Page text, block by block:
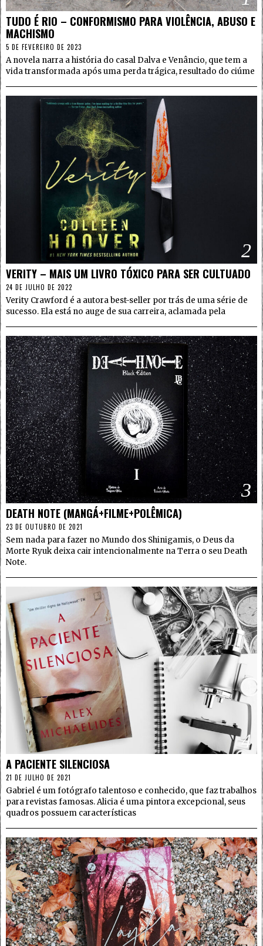
TUDO É RIO – CONFORMISMO PARA VIOLÊNCIA, ABUSO E
MACHISMO
5 DE FEVEREIRO DE 2023
A novela narra a história do casal Dalva e Venâncio, que tem a
vida transformada após uma perda trágica, resultado do ciúme
2
VERITY – MAIS UM LIVRO TÓXICO PARA SER CULTUADO
24 DE JULHO DE 2022
Verity Crawford é a autora best-seller por trás de uma série de
sucesso. Ela está no auge de sua carreira, aclamada pela
3
DEATH NOTE (MANGÁ+FILME+POLÊMICA)
23 DE OUTUBRO DE 2021
Sem nada para fazer no Mundo dos Shinigamis, o Deus da
Morte Ryuk deixa cair intencionalmente na Terra o seu Death
Note.
4
A PACIENTE SILENCIOSA
21 DE JULHO DE 2021
Gabriel é um fotógrafo talentoso e conhecido, que faz trabalhos
para revistas famosas. Alicia é uma pintora excepcional, seus
quadros possuem características